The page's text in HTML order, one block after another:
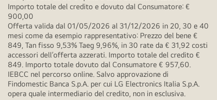
Importo totale del credito e dovuto dal Consumatore: €
900,00
Offerta valida dal 01/05/2026 al 31/12/2026 in 20, 30 e 40
mesi come da esempio rappresentativo: Prezzo del bene €
849, Tan fisso 9,53% Taeg 9,96%, in 30 rate da € 31,92 costi
accessori dell’offerta azzerati. Importo totale del credito €
849. Importo totale dovuto dal Consumatore € 957,60.
IEBCC nel percorso online. Salvo approvazione di
Findomestic Banca S.p.A. per cui LG Electronics Italia S.p.A.
opera quale intermediario del credito, non in esclusiva.